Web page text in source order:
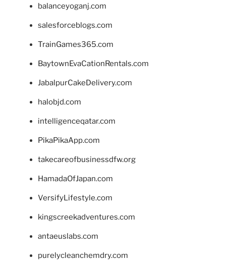
balanceyoganj.com
salesforceblogs.com
TrainGames365.com
BaytownEvaCationRentals.com
JabalpurCakeDelivery.com
halobjd.com
intelligenceqatar.com
PikaPikaApp.com
takecareofbusinessdfw.org
HamadaOfJapan.com
VersifyLifestyle.com
kingscreekadventures.com
antaeuslabs.com
purelycleanchemdry.com